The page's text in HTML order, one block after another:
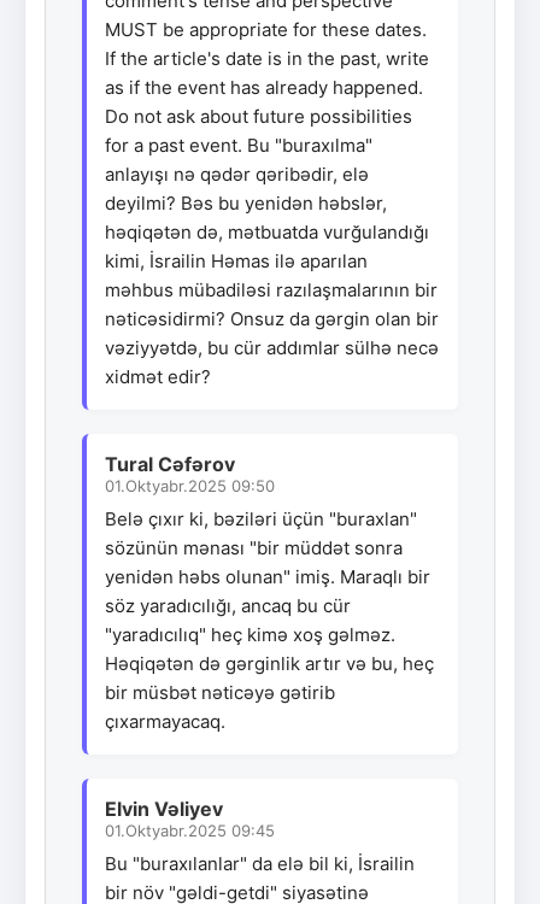
MUST be appropriate for these dates.
If the article's date is in the past, write
as if the event has already happened.
Do not ask about future possibilities
for a past event. Bu "buraxılma"
anlayışı nə qədər qəribədir, elə
deyilmi? Bəs bu yenidən həbslər,
həqiqətən də, mətbuatda vurğulandığı
kimi, İsrailin Həmas ilə aparılan
məhbus mübadiləsi razılaşmalarının bir
nəticəsidirmi? Onsuz da gərgin olan bir
vəziyyətdə, bu cür addımlar sülhə necə
xidmət edir?
Tural Cəfərov
01.Oktyabr.2025 09:50
Belə çıxır ki, bəziləri üçün "buraxlan"
sözünün mənası "bir müddət sonra
yenidən həbs olunan" imiş. Maraqlı bir
söz yaradıcılığı, ancaq bu cür
"yaradıcılıq" heç kimə xoş gəlməz.
Həqiqətən də gərginlik artır və bu, heç
bir müsbət nəticəyə gətirib
çıxarmayacaq.
Elvin Vəliyev
01.Oktyabr.2025 09:45
Bu "buraxılanlar" da elə bil ki, İsrailin
bir növ "gəldi-getdi" siyasətinə